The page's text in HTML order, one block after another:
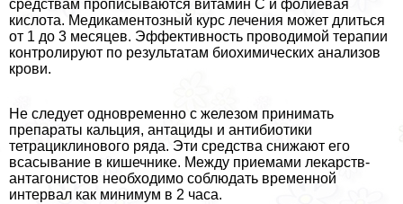
средствам прописываются витамин С и фолиевая
кислота. Медикаментозный курс лечения может длиться
от 1 до 3 месяцев. Эффективность проводимой терапии
контролируют по результатам биохимических анализов
крови.
Не следует одновременно с железом принимать
препараты кальция, антациды и антибиотики
тетрациклинового ряда. Эти средства снижают его
всасывание в кишечнике. Между приемами лекарств-
антагонистов необходимо соблюдать временной
интервал как минимум в 2 часа.